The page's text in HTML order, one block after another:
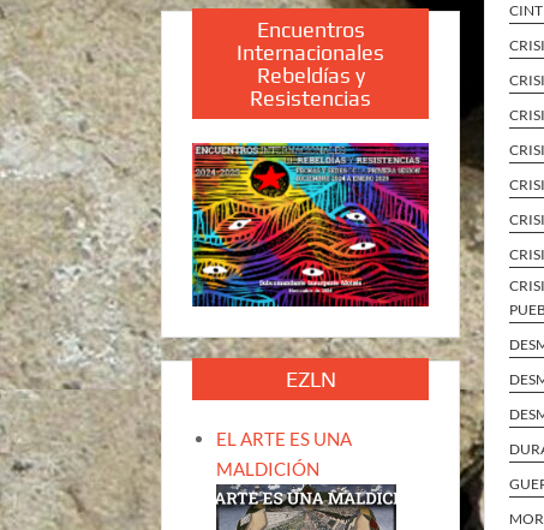
Encuentros
Internacionales
Rebeldías y
Resistencias
EZLN
EL ARTE ES UNA
MALDICIÓN